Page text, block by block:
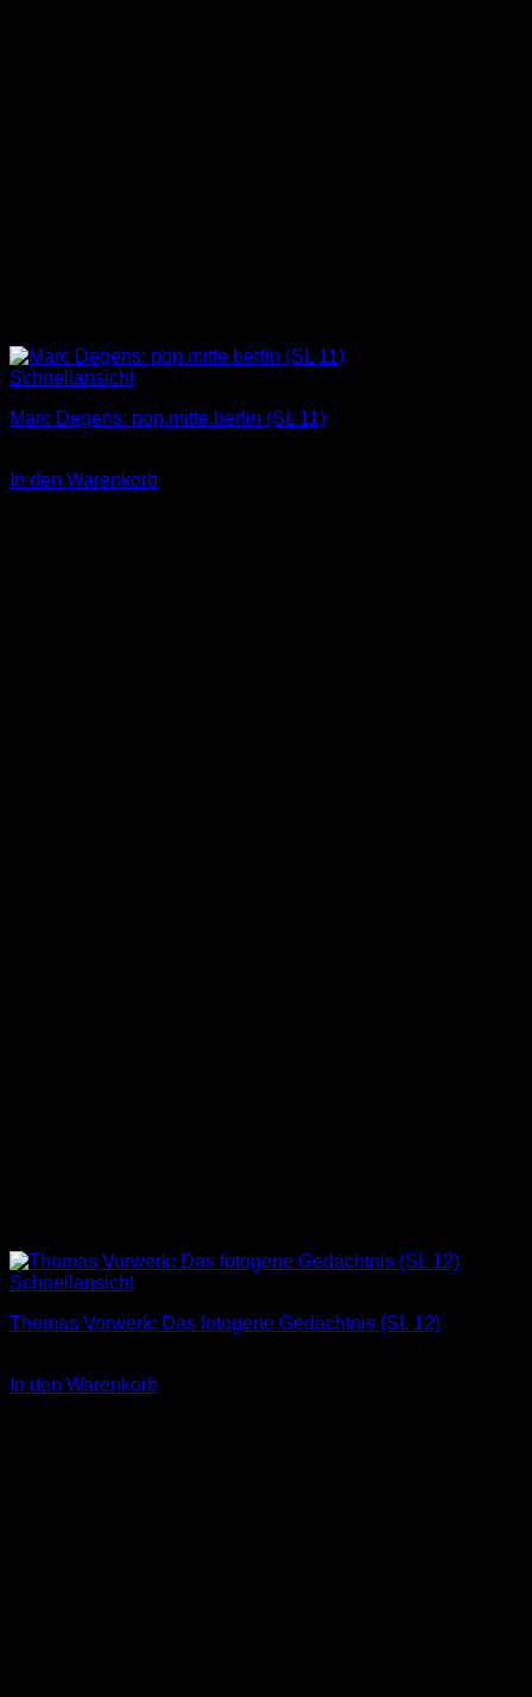
Schnellansicht
Marc Degens: pop.mitte.berlin (SL 11)
In den Warenkorb
Schnellansicht
Thomas Vorwerk: Das fotogene Gedächtnis (SL 12)
In den Warenkorb